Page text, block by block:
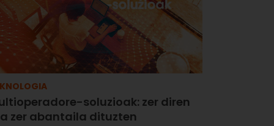
soluzioak: zer diren
zer abantaila dituzten